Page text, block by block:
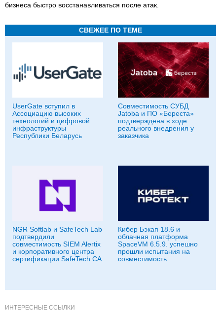
бизнеса быстро восстанавливаться после атак.
СВЕЖЕЕ ПО ТЕМЕ
UserGate вступил в
Ассоциацию высоких
технологий и цифровой
инфраструктуры
Республики Беларусь
Совместимость СУБД
Jatoba и ПО «Береста»
подтверждена в ходе
реального внедрения у
заказчика
NGR Softlab и SafeTech Lab
подтвердили
совместимость SIEM Alertix
и корпоративного центра
сертификации SafeTech CA
Кибер Бэкап 18.6 и
облачная платформа
SpaceVM 6.5.9. успешно
прошли испытания на
совместимость
ИНТЕРЕСНЫЕ ССЫЛКИ